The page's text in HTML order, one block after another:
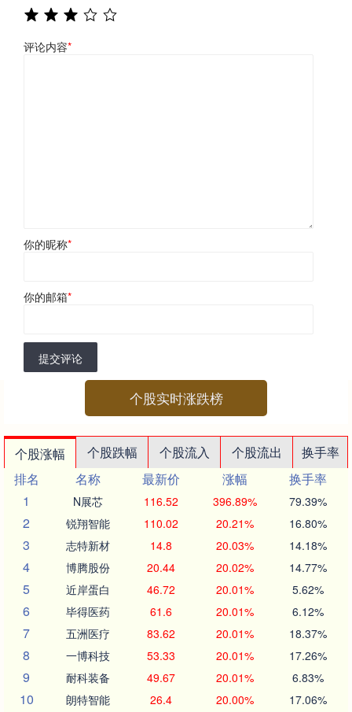
评论内容*
你的昵称*
你的邮箱*
提交评论
个股实时涨跌榜
个股涨幅 个股跌幅 个股流入 个股流出
换手率
排名
名称 最新价 涨幅
换手率
1
N展芯 116.52 396.89% 79.39%
2 锐翔智能 110.02 20.21% 16.80%
3 志特新材 14.8 20.03% 14.18%
4 博腾股份 20.44 20.02% 14.77%
5 近岸蛋白 46.72 20.01% 5.62%
6 毕得医药 61.6 20.01% 6.12%
7 五洲医疗 83.62 20.01% 18.37%
8 一博科技 53.33 20.01% 17.26%
9 耐科装备 49.67 20.01% 6.83%
10 朗特智能 26.4 20.00% 17.06%